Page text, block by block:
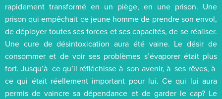
rapidement transformé en un piège, en une prison. Une
prison qui empêchait ce jeune homme de prendre son envol,
de déployer toutes ses forces et ses capacités, de se réaliser.
Une cure de désintoxication aura été vaine. Le désir de
consommer et de voir ses problèmes s’évaporer était plus
fort. Jusqu’à ce qu’il réfléchisse à son avenir, à ses rêves, à
ce qui était réellement important pour lui. Ce qui lui aura
permis de vaincre sa dépendance et de garder le cap? Le